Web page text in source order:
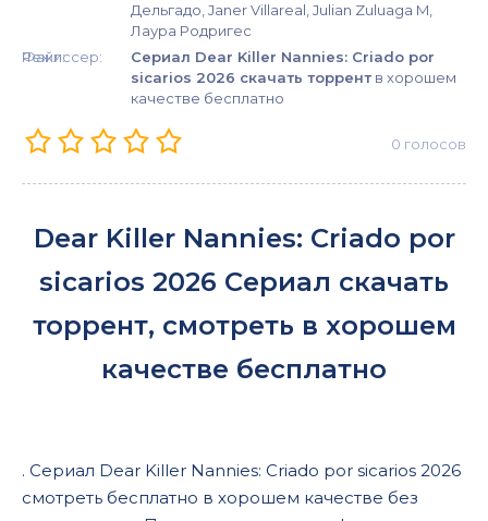
Дельгадо, Janer Villareal, Julian Zuluaga M,
Лаура Родригес
Режиссер:
Файл:
Сериал Dear Killer Nannies: Criado por
sicarios 2026 скачать торрент в хорошем
качестве бесплатно
0 голосов
Dear Killer Nannies: Criado por
sicarios 2026 Сериал скачать
торрент, смотреть в хорошем
качестве бесплатно
. Сериал Dear Killer Nannies: Criado por sicarios 2026
смотреть бесплатно в хорошем качестве без